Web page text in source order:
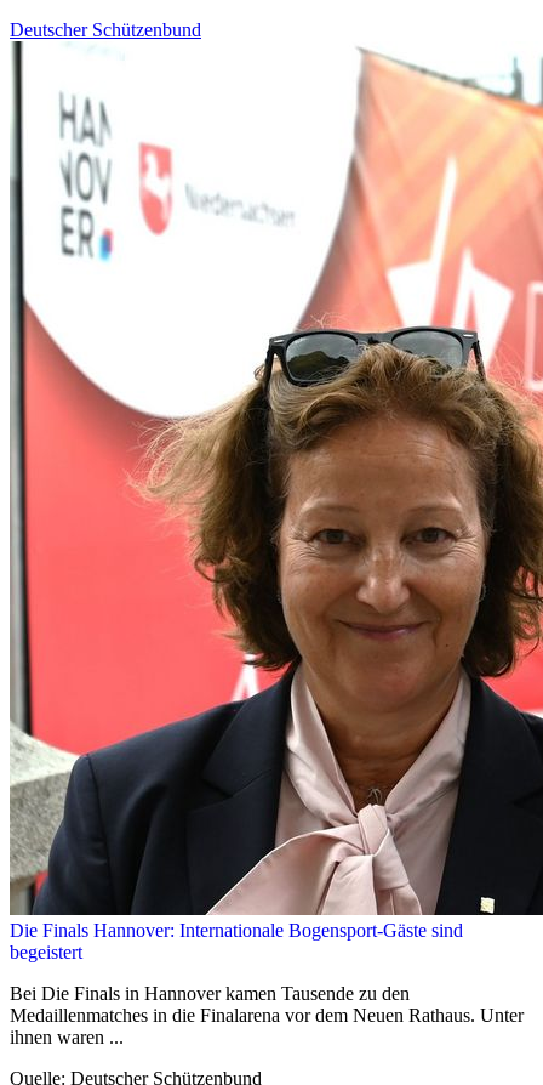
Deutscher Schützenbund
Die Finals Hannover: Internationale Bogensport-Gäste sind
begeistert
Bei Die Finals in Hannover kamen Tausende zu den
Medaillenmatches in die Finalarena vor dem Neuen Rathaus. Unter
ihnen waren ...
Quelle: Deutscher Schützenbund